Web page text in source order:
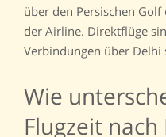
über den Persischen
der Airline. Direktflüge
Verbindungen über
Wie
Flugzeit